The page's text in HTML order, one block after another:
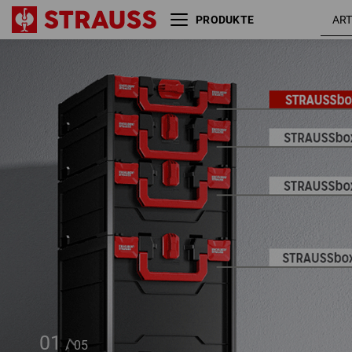
PRODUKTE
01 / 05
STRAUSSbox 118 midi